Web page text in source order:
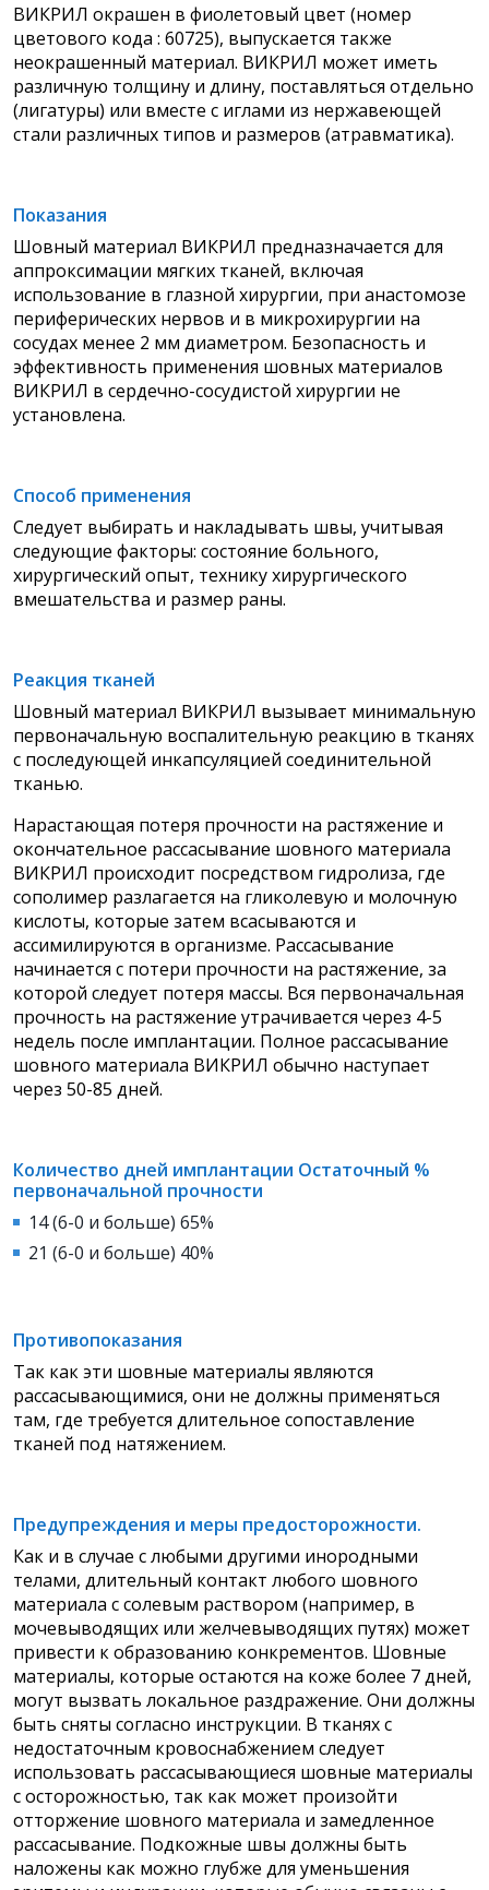
ВИКРИЛ окрашен в фиолетовый цвет (номер
цветового кода : 60725), выпускается также
неокрашенный материал. ВИКРИЛ может иметь
различную толщину и длину, поставляться отдельно
(лигатуры) или вместе с иглами из нержавеющей
стали различных типов и размеров (атравматика).
Показания
Шовный материал ВИКРИЛ предназначается для
аппроксимации мягких тканей, включая
использование в глазной хирургии, при анастомозе
периферических нервов и в микрохирургии на
сосудах менее 2 мм диаметром. Безопасность и
эффективность применения шовных материалов
ВИКРИЛ в сердечно-сосудистой хирургии не
установлена.
Способ применения
Следует выбирать и накладывать швы, учитывая
следующие факторы: состояние больного,
хирургический опыт, технику хирургического
вмешательства и размер раны.
Реакция тканей
Шовный материал ВИКРИЛ вызывает минимальную
первоначальную воспалительную реакцию в тканях
с последующей инкапсуляцией соединительной
тканью.
Нарастающая потеря прочности на растяжение и
окончательное рассасывание шовного материала
ВИКРИЛ происходит посредством гидролиза, где
сополимер разлагается на гликолевую и молочную
кислоты, которые затем всасываются и
ассимилируются в организме. Рассасывание
начинается с потери прочности на растяжение, за
которой следует потеря массы. Вся первоначальная
прочность на растяжение утрачивается через 4-5
недель после имплантации. Полное рассасывание
шовного материала ВИКРИЛ обычно наступает
через 50-85 дней.
Количество дней имплантации Остаточный %
первоначальной прочности
14 (6-0 и больше) 65%
21 (6-0 и больше) 40%
Противопоказания
Так как эти шовные материалы являются
рассасывающимися, они не должны применяться
там, где требуется длительное сопоставление
тканей под натяжением.
Предупреждения и меры предосторожности.
Как и в случае с любыми другими инородными
телами, длительный контакт любого шовного
материала с солевым раствором (например, в
мочевыводящих или желчевыводящих путях) может
привести к образованию конкрементов. Шовные
материалы, которые остаются на коже более 7 дней,
могут вызвать локальное раздражение. Они должны
быть сняты согласно инструкции. В тканях с
недостаточным кровоснабжением следует
использовать рассасывающиеся шовные материалы
с осторожностью, так как может произойти
отторжение шовного материала и замедленное
рассасывание. Подкожные швы должны быть
наложены как можно глубже для уменьшения